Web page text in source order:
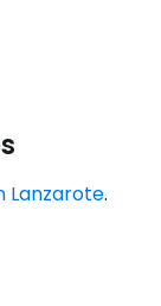
Lanzarote.